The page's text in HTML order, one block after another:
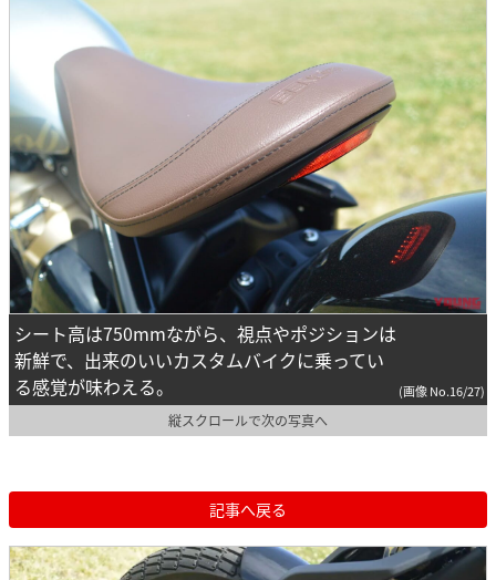
シート高は750mmながら、視点やポジションは
新鮮で、出来のいいカスタムバイクに乗ってい
る感覚が味わえる。
(画像 No.16/27)
縦スクロールで次の写真へ
記事へ戻る